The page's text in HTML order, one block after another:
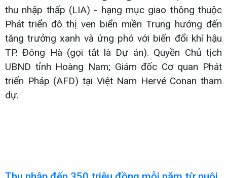
thu nhập thấp (LIA) - hạng mục giao thông thuộc
Phát triển đô thị ven biển miền Trung hướng đến
tăng trưởng xanh và ứng phó với biến đổi khí hậu
TP. Đông Hà (gọi tắt là Dự án). Quyền Chủ tịch
UBND tỉnh Hoàng Nam; Giám đốc Cơ quan Phát
triển Pháp (AFD) tại Việt Nam Hervé Conan tham
dự.